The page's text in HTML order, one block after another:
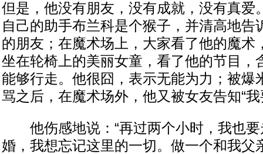
但是，他没有朋友，没有成就，没有真爱
自己的助手布兰科是个猴子，并清高地告
的朋友；在魔术场上，大家看了他的魔术
坐在轮椅上的美丽女童，看了他的节目，
能够行走。他很囧，表示无能为力；被爆
骂之后，在魔术场外，他又被女友告知“我
他伤感地说：“再过两个小时，我也
婚，我想忘记这里的一切。做一个和我父